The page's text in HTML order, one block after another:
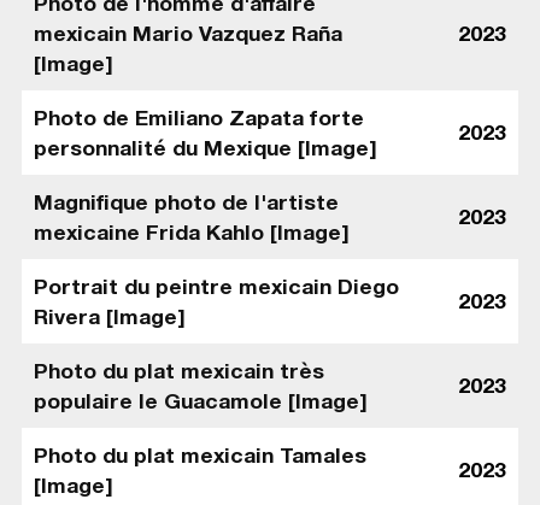
mexicain Mario Vazquez Raña
[Image]
2023
Photo de Emiliano Zapata forte
personnalité du Mexique [Image]
2023
Magnifique photo de l'artiste
mexicaine Frida Kahlo [Image]
2023
Portrait du peintre mexicain Diego
Rivera [Image]
2023
Photo du plat mexicain très
populaire le Guacamole [Image]
2023
Photo du plat mexicain Tamales
[Image]
2023